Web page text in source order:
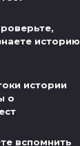
историю
истории
о
вспомнить